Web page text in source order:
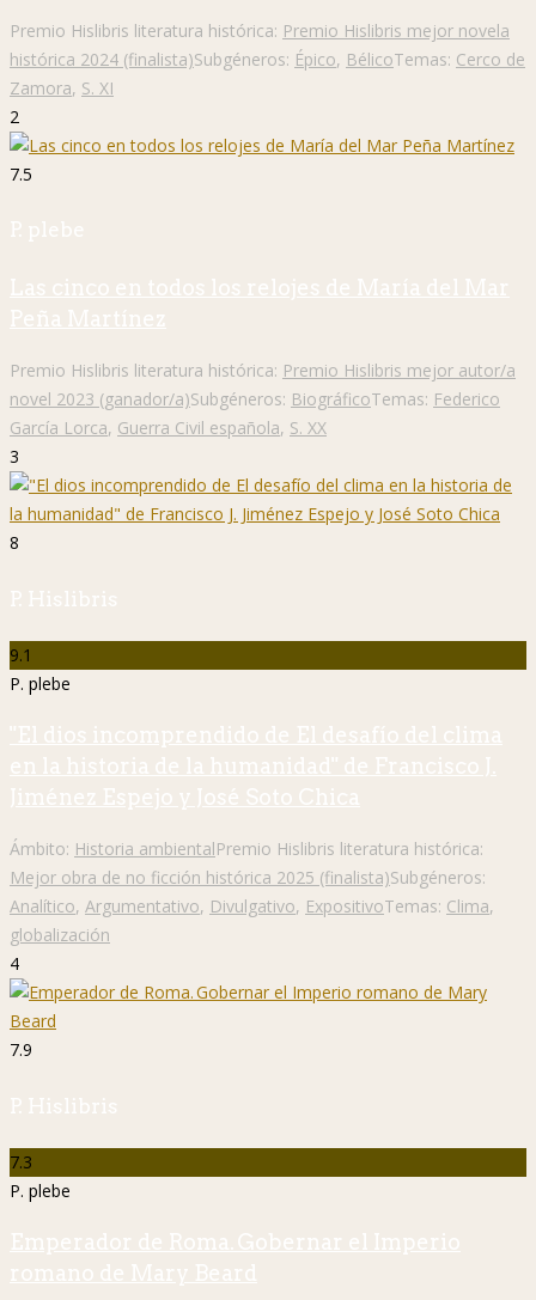
Premio Hislibris literatura histórica: Premio Hislibris mejor novela
histórica 2024 (finalista)Subgéneros: Épico, BélicoTemas: Cerco de
Zamora, S. XI
2
7.5
P. plebe
Las cinco en todos los relojes de María del Mar
Peña Martínez
Premio Hislibris literatura histórica: Premio Hislibris mejor autor/a
novel 2023 (ganador/a)Subgéneros: BiográficoTemas: Federico
García Lorca, Guerra Civil española, S. XX
3
8
P. Hislibris
9.1
P. plebe
"El dios incomprendido de El desafío del clima
en la historia de la humanidad" de Francisco J.
Jiménez Espejo y José Soto Chica
Ámbito: Historia ambientalPremio Hislibris literatura histórica:
Mejor obra de no ficción histórica 2025 (finalista)Subgéneros:
Analítico, Argumentativo, Divulgativo, ExpositivoTemas: Clima,
globalización
4
7.9
P. Hislibris
7.3
P. plebe
Emperador de Roma. Gobernar el Imperio
romano de Mary Beard